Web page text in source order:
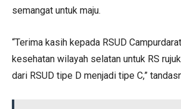
semangat untuk maju.
“Terima kasih kepada RSUD
kesehatan wilayah selatan untuk RS
dari RSUD tipe D menjadi tipe C,”